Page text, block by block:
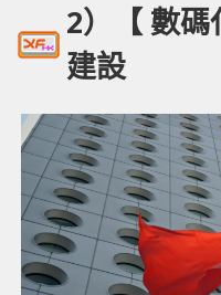
2）【 數
建設